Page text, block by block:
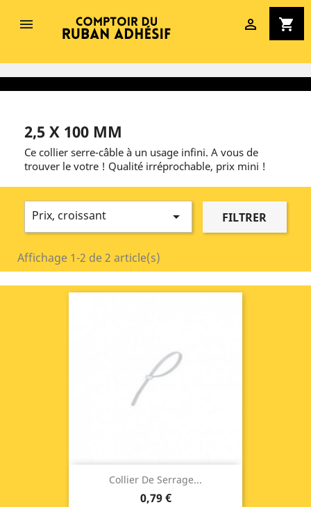
 shopping_cart

2,5 X 100 MM
Ce collier serre-câble à un usage infini. A vous de
trouver le votre ! Qualité irréprochable, prix mini !
Prix, croissant  FILTRER
Affichage 1-2 de 2 article(s)
Collier De Serrage...
0,79 €